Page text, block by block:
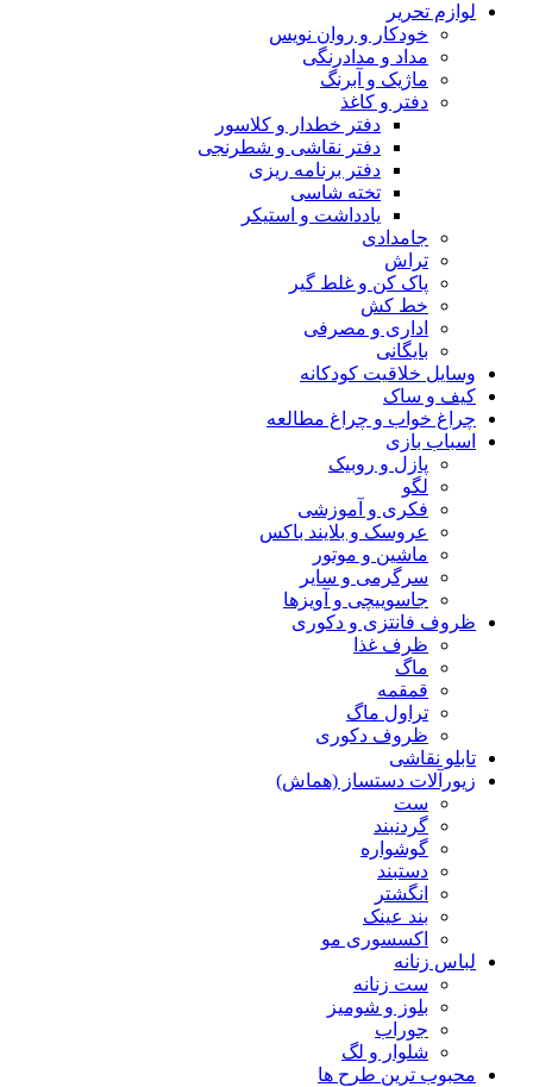
لوازم تحریر
خودکار و روان نویس
مداد و مدادرنگی
ماژیک و آبرنگ
دفتر و کاغذ
دفتر خطدار و کلاسور
دفتر نقاشی و شطرنجی
دفتر برنامه ریزی
تخته شاسی
یادداشت و استیکر
جامدادی
تراش
پاک کن و غلط گیر
خط کش
اداری و مصرفی
بایگانی
وسایل خلاقیت کودکانه
کیف و ساک
چراغ خواب و چراغ مطالعه
اسباب بازی
پازل و روبیک
لگو
فکری و آموزشی
عروسک و بلایند باکس
ماشین و موتور
سرگرمی و سایر
جاسوییچی و آویزها
ظروف فانتزی و دکوری
ظرف غذا
ماگ
قمقمه
تراول ماگ
ظروف دکوری
تابلو نقاشی
زیورآلات دستساز (هماش)
ست
گردنبند
گوشواره
دستبند
انگشتر
بند عینک
اکسسوری مو
لباس زنانه
ست زنانه
بلوز و شومیز
جوراب
شلوار و لگ
محبوب ترین طرح ها